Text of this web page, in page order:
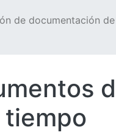
de documentación de